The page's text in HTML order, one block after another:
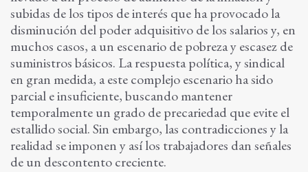
subidas de los tipos de interés que ha provocado la
disminución del poder adquisitivo de los salarios y, en
muchos casos, a un escenario de pobreza y escasez de
suministros básicos. La respuesta política, y sindical
en gran medida, a este complejo escenario ha sido
parcial e insuficiente, buscando mantener
temporalmente un grado de precariedad que evite el
estallido social. Sin embargo, las contradicciones y la
realidad se imponen y así los trabajadores dan señales
de un descontento creciente.